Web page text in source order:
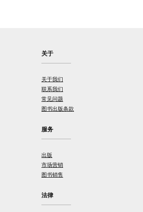
关于
关于我们
联系我们
常见问题
图书出版条款
服务
出版
市场营销
图书销售
法律